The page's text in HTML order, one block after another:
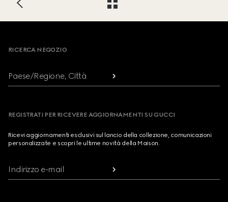
Footer
RICERCA NEGOZIO
Paese/Regione, Città
REGISTRATI PER RICEVERE AGGIORNAMENTI SU GUCCI
Ricevi aggiornamenti esclusivi sul lancio della collezione, comunicazioni
personalizzate e scopri le ultime novità della Maison.
Indirizzo e-mail